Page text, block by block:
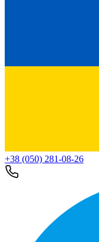
+38 (050) 281-08-26